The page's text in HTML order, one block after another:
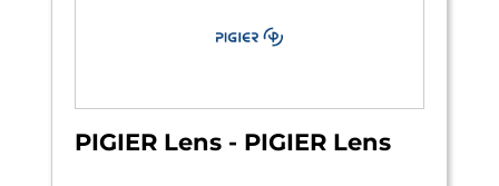
PIGIER Lens - PIGIER Lens